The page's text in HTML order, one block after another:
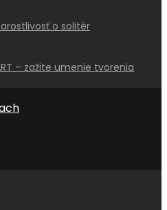
o solitér
ART – zažite umenie tvorenia